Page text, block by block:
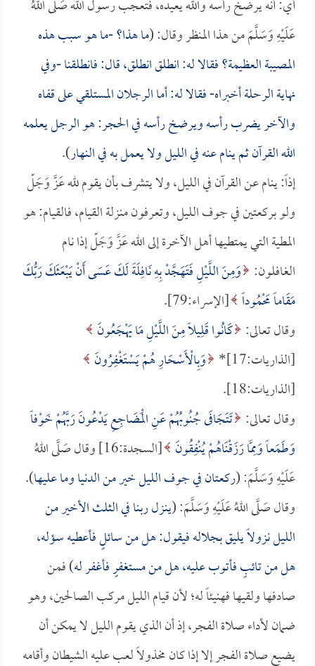
أي: أنه يرضخ رأسه والله يعيده، فتعجب رسول الله صَلَّى اللهُ
عَلَيْهِ وَسَلَّمَ من هذا المنظر وقال: (ما هذا؟ -ما هو سبب هذه
المصيبة العظيمة؟ فقالا له: انطلق انطلق، قال: فانطلقنا -وفي
نهاية الرحلة أخبراه- فقالا له: أما الرجلان المستلقي على قفاه
والآخر يضرب رأسه ويرضخ رأسه في الحجر: هو الرجل يعلمه
الله القرآن ثم ينام عنه في الليل ولا يعمل به في النهار).
إذاً: ينام عن القرآن في الليل، ولا يتشرف بأن يقوم لله عَزَّ وَجَلّ
ولو بركعتين في جوف الليل، وتعرفون منزلة القيام، فالقيام: هو
المطية التي يمتطيها أهل الآخرة إلى الله عَزَّ وَجَلّ إذا نام
الغافلون: وَمِنَ اللَّيْلِ فَتَهَجَّدْ بِهِ نَافِلَةً لَكَ عَسَى أَنْ يَبْعَثَكَ رَبُّكَ
مَقَاماً مَحْمُوداً [الإسراء:79].
وقال تعالى: كَانُوا قَلِيلاً مِنَ اللَّيْلِ مَا يَهْجَعُونَ
[الذاريات:17]*
وَبِالْأَسْحَارِ هُمْ يَسْتَغْفِرُونَ
[الذاريات:18].
وقال تعالى: تَتَجَافَى جُنُوبُهُمْ عَنِ الْمَضَاجِعِ يَدْعُونَ رَبَّهُمْ خَوْفاً
وَطَمَعاً وَمِمَّا رَزَقْنَاهُمْ يُنْفِقُونَ
[السجدة:16] وقال صَلَّى اللهُ
عَلَيْهِ وَسَلَّمَ: (ركعتان في جوف الليل خير من الدنيا وما عليها).
وقال صَلَّى اللهُ عَلَيْهِ وَسَلَّمَ: (ينزل ربنا في الثلث الأخير من
الليل نزولاً يليق بجلاله فيقول: هل من سائلٍ فأعطيه سؤله،
هل من تائبٍ فأتوب عليه، هل من مستغفرٍ فأغفر له) فمن
صادفها ولقيها فهنيئاً له؛ لأن قيام الليل مركب الصالحين، وهو
ضمان لأداء صلاة الفجر، إذ أن الذي يقوم الليل لا يمكن أن
يضيع صلاة الفجر إلا إذا كان مخذولاً لعب عليه الشيطان وأقامه